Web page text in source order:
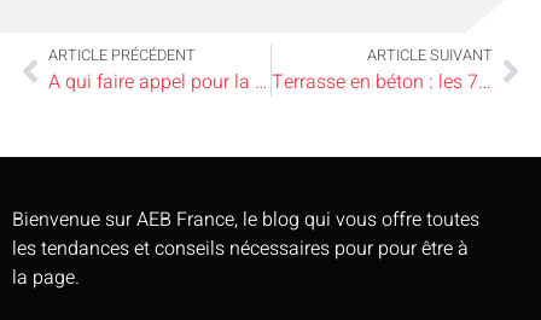
ARTICLE PRÉCÉDENT
A qui faire appel pour la découpe d’un miroir sur mesure ?
ARTICLE SUIVANT
Terrasse en béton : les 7 revêtements qui allient style et praticité
Bienvenue sur AEB France, le blog qui vous offre toutes
les tendances et conseils nécessaires pour pour être à
la page.